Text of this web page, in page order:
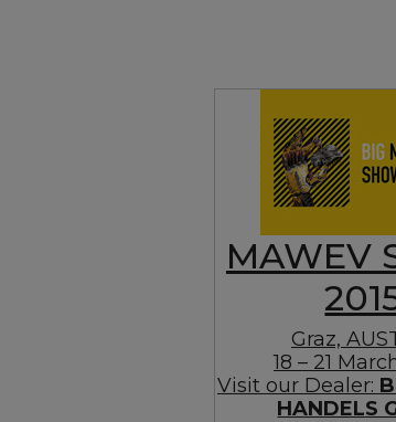
MAWEV
Graz,
18 – 21
Visit our Dealer:
HANDELS